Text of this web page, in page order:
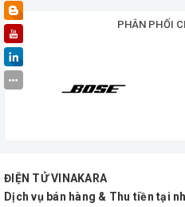
PHÂN PHỐI
ĐIỆN TỬ VINAKARA
Dịch vụ bán hàng & Thu tiền tại